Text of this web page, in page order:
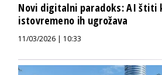
Novi digitalni paradoks: AI štiti
istovremeno ih ugrožava
11/03/2026 | 10:33